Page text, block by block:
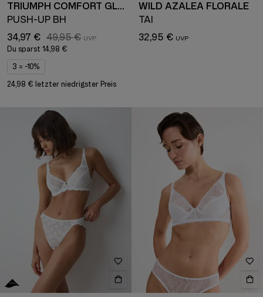
TRIUMPH COMFORT GLAM
PUSH-UP BH
34,97 € 49,95 €
Du sparst 14,98 €
3 = -10%
24,98 € letzter niedrigster Preis
WILD AZALEA FLORALE
TAI
32,95 €